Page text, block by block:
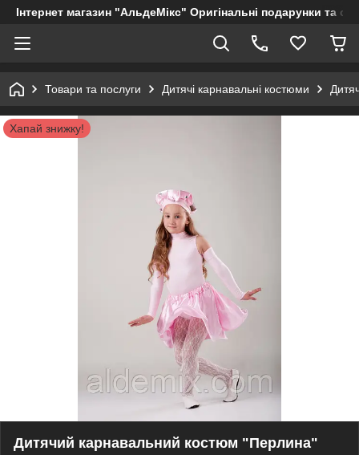
Інтернет магазин "АльдеМікс" Оригінальні подарунки та
Товари та послуги Дитячі карнавальні костюми
Хапай знижку!
Дитячий карнавальний костюм "Перлина"